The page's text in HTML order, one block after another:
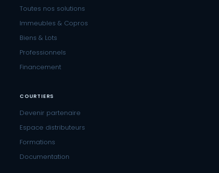
Toutes nos solutions
Immeubles & Copros
Biens & Lots
Professionnels
Financement
COURTIERS
Devenir partenaire
Espace distributeurs
Formations
Documentation